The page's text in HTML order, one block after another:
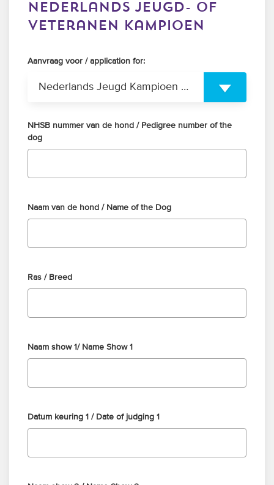
nederlands jeugd- of
veteranen kampioen
Aanvraag voor / application for:
Nederlands Jeugd Kampioen / Dutch Junior Champion
NHSB nummer van de hond / Pedigree number of the
dog
Naam van de hond / Name of the Dog
Ras / Breed
Naam show 1/ Name Show 1
Datum keuring 1 / Date of judging 1